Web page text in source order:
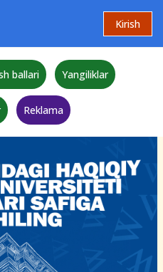
Kirish
ballari Yangiliklar
Reklama